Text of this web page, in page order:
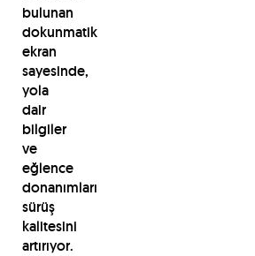
bulunan
dokunmatik
ekran
sayesinde,
yola
dair
bilgiler
ve
eğlence
donanımları
sürüş
kalitesini
artırıyor.